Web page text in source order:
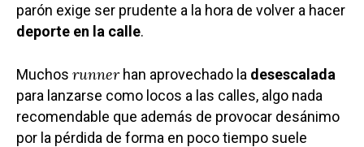
parón exige ser prudente a la hora de volver a hacer
deporte en la calle.
Muchos runner han aprovechado la desescalada
para lanzarse como locos a las calles, algo nada
recomendable que además de provocar desánimo
por la pérdida de forma en poco tiempo suele